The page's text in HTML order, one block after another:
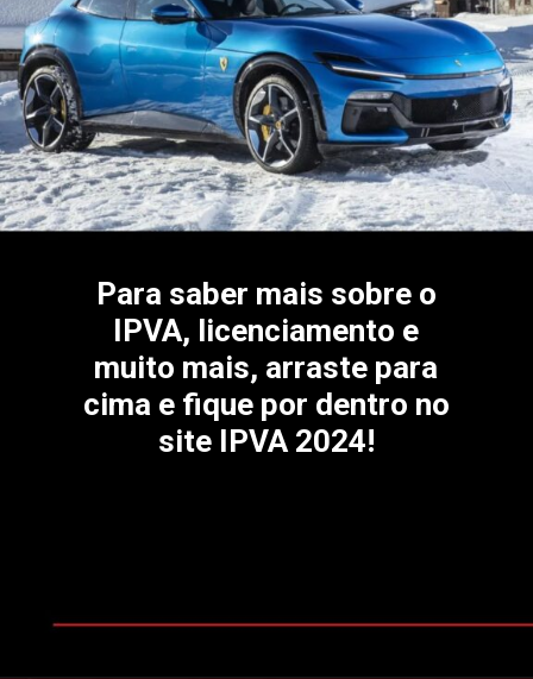
Para saber mais sobre o
IPVA, licenciamento e
muito mais, arraste para
cima e fique por dentro no
site IPVA 2024!